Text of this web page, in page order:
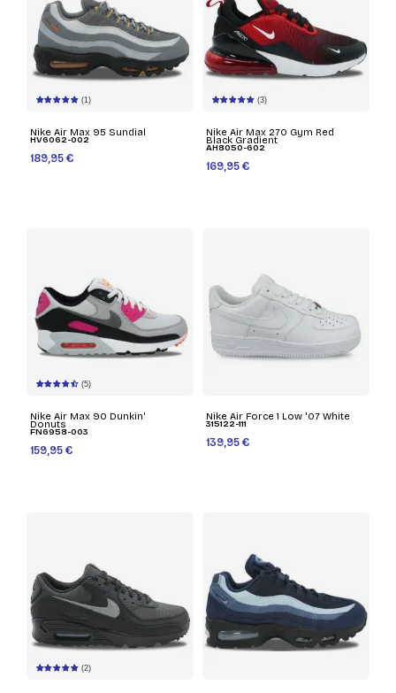
(1)
Nike Air Max 95 Sundial
HV6062-002
189,95 €
(3)
Nike Air Max 270 Gym Red
Black Gradient
AH8050-602
169,95 €
(5)
Nike Air Max 90 Dunkin'
Donuts
FN6958-003
159,95 €
Nike Air Force 1 Low '07 White
315122-111
139,95 €
(2)